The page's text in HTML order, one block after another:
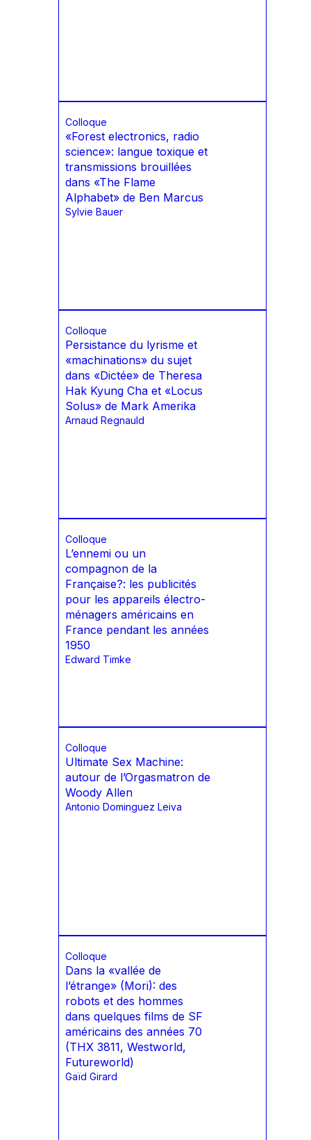
Colloque
«Forest electronics, radio
science»: langue toxique et
transmissions brouillées
dans «The Flame
Alphabet» de Ben Marcus
Sylvie Bauer
Colloque
Persistance du lyrisme et
«machinations» du sujet
dans «Dictée» de Theresa
Hak Kyung Cha et «Locus
Solus» de Mark Amerika
Arnaud Regnauld
Colloque
L’ennemi ou un
compagnon de la
Française?: les publicités
pour les appareils électro-
ménagers américains en
France pendant les années
1950
Edward Timke
Colloque
Ultimate Sex Machine:
autour de l’Orgasmatron de
Woody Allen
Antonio Dominguez Leiva
Colloque
Dans la «vallée de
l’étrange» (Mori): des
robots et des hommes
dans quelques films de SF
américains des années 70
(THX 3811, Westworld,
Futureworld)
Gaïd Girard